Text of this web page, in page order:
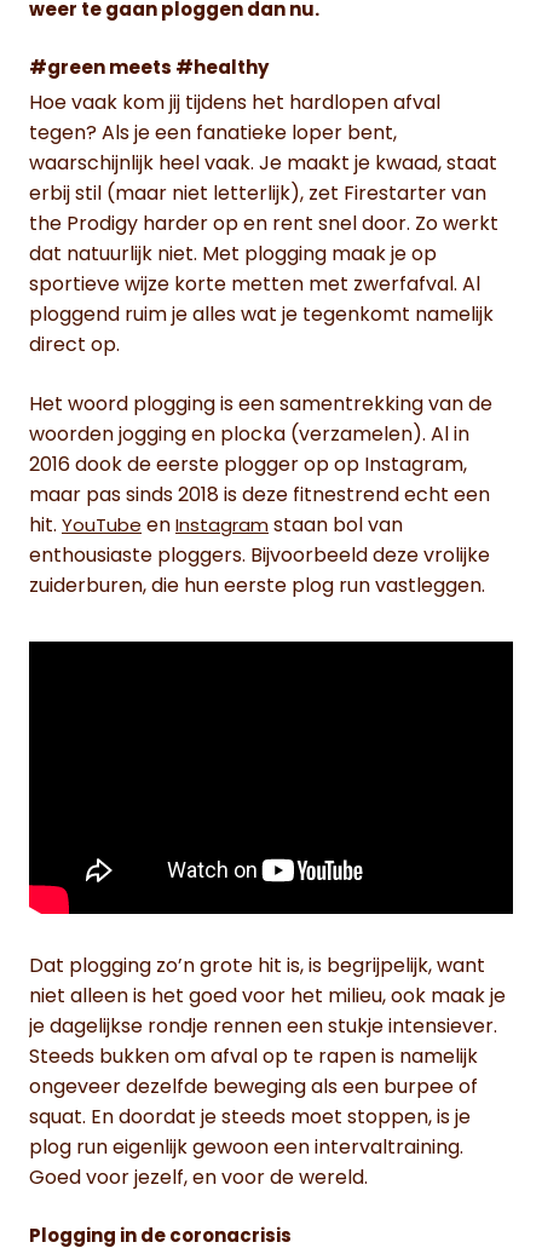
weer te gaan ploggen dan nu.
#green meets #healthy
Hoe vaak kom jij tijdens het hardlopen afval
tegen? Als je een fanatieke loper bent,
waarschijnlijk heel vaak. Je maakt je kwaad, staat
erbij stil (maar niet letterlijk), zet Firestarter van
the Prodigy harder op en rent snel door. Zo werkt
dat natuurlijk niet. Met plogging maak je op
sportieve wijze korte metten met zwerfafval. Al
ploggend ruim je alles wat je tegenkomt namelijk
direct op.
Het woord plogging is een samentrekking van de
woorden jogging en plocka (verzamelen). Al in
2016 dook de eerste plogger op op Instagram,
maar pas sinds 2018 is deze fitnestrend echt een
hit. YouTube en Instagram staan bol van
enthousiaste ploggers. Bijvoorbeeld deze vrolijke
zuiderburen, die hun eerste plog run vastleggen.
Dat plogging zo’n grote hit is, is begrijpelijk, want
niet alleen is het goed voor het milieu, ook maak je
je dagelijkse rondje rennen een stukje intensiever.
Steeds bukken om afval op te rapen is namelijk
ongeveer dezelfde beweging als een burpee of
squat. En doordat je steeds moet stoppen, is je
plog run eigenlijk gewoon een intervaltraining.
Goed voor jezelf, en voor de wereld.
Plogging in de coronacrisis